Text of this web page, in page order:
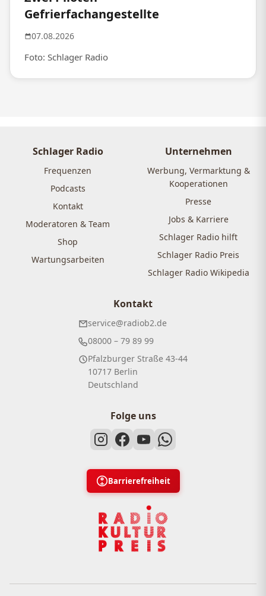
Gefrierfachangestellte
07.08.2026
Foto: Schlager Radio
Schlager Radio
Frequenzen
Podcasts
Kontakt
Moderatoren & Team
Shop
Wartungsarbeiten
Unternehmen
Werbung, Vermarktung &
Kooperationen
Presse
Jobs & Karriere
Schlager Radio hilft
Schlager Radio Preis
Schlager Radio Wikipedia
Kontakt
service@radiob2.de
08000 – 79 89 99
Pfalzburger Straße 43-44
10717 Berlin
Deutschland
Folge uns
Barrierefreiheit